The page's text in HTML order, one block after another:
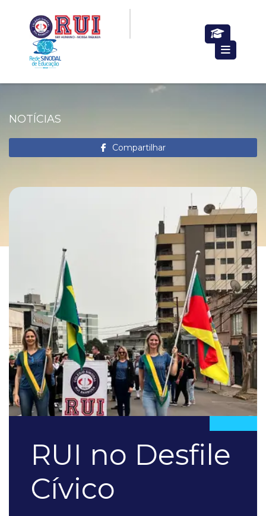
NOTÍCIAS
Compartilhar
RUI no Desfile
Cívico